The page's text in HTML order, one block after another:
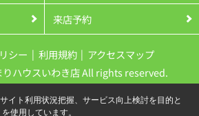
来店予約
シー 利用規約
アクセスマップ
りハウスいわき店 All rights reserved.
イト利用状況把握、サービス向上検討を目的と
使用しています。